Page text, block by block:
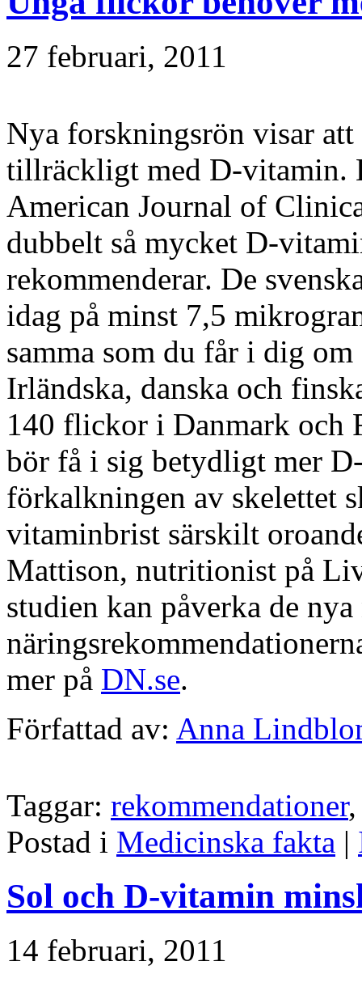
27 februari, 2011
Nya forskningsrön visar
tillräckligt med D-vitamin.
American Journal of
dubbelt så mycket D-
rekommenderar. De
idag på minst 7,5
samma som du får i dig
Irländska, danska och
140 flickor i Danmark och
bör få i sig betydligt mer
förkalkningen av skelettet
vitaminbrist särskilt
Mattison, nutritionist på
studien kan påverka de
mer på DN.se.
Författad av: Anna
Taggar: rekommendationer
Postad i Medicinska fakta |
Sol och D-vitamin
14 februari, 2011